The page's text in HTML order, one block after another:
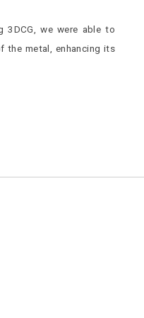
3DCG, we were able to
the metal, enhancing its